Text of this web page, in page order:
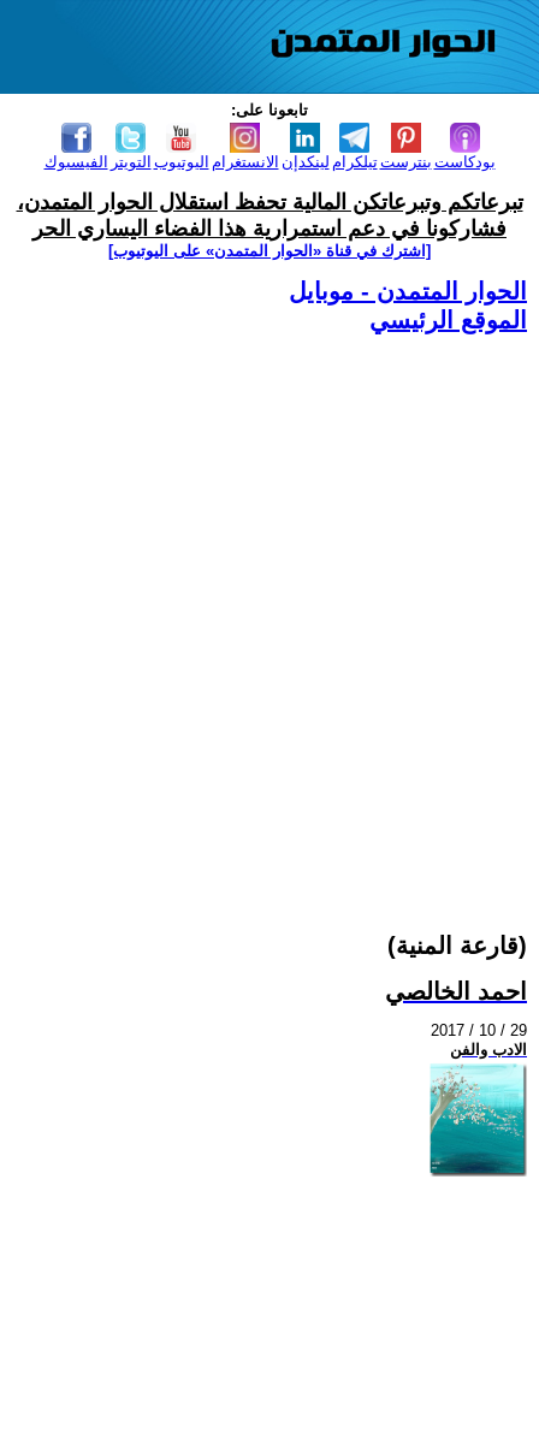
تابعونا على:
الفيسبوك التويتر اليوتيوب الانستغرام لينكدإن تيلكرامبنترست بودكاست
تبرعاتكم وتبرعاتكن المالية تحفظ استقلال الحوار المتمدن،
فشاركونا في دعم استمرارية هذا الفضاء اليساري الحر
[اشترك في قناة ‫«الحوار المتمدن» على اليوتيوب]
الحوار المتمدن - موبايل
الموقع الرئيسي
(قارعة المنية)
احمد الخالصي
2017 / 10 / 29
الادب والفن